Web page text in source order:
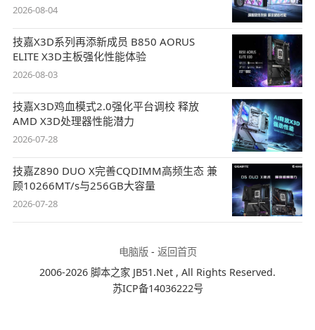
2026-08-04
技嘉X3D系列再添新成员 B850 AORUS
ELITE X3D主板强化性能体验
2026-08-03
技嘉X3D鸡血模式2.0强化平台调校 释放
AMD X3D处理器性能潜力
2026-07-28
技嘉Z890 DUO X完善CQDIMM高频生态 兼
顾10266MT/s与256GB大容量
2026-07-28
电脑版- 返回首页
2006-2026 脚本之家 JB51.Net , All Rights Reserved.
苏ICP备14036222号